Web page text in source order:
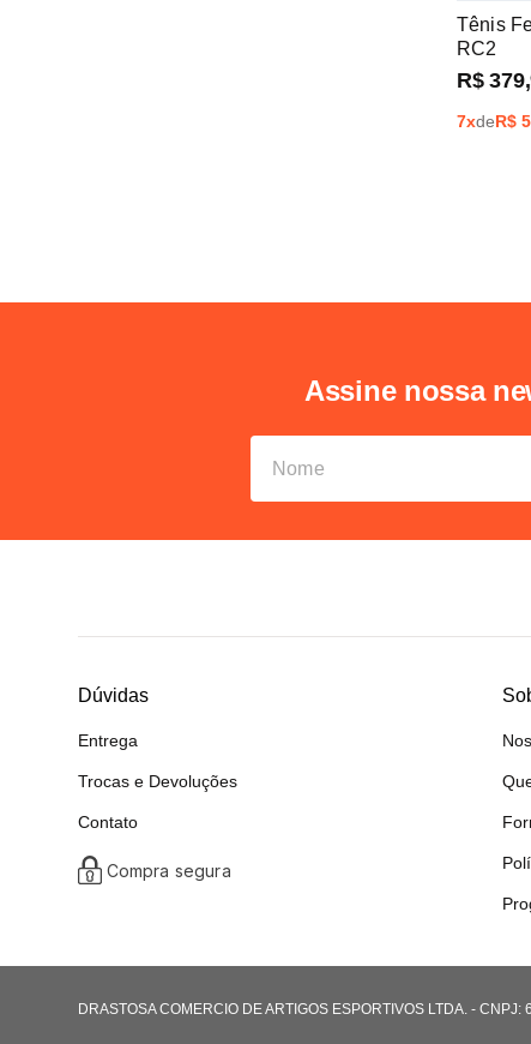
Tênis
RC2
R$ 379,
7xdeR$
Assine nossa
Dúvidas
Entrega
Trocas e Devoluções
Contato
Compra segura
DRASTOSA COMERCIO DE ARTIGOS ESPORTIVOS LTDA. -